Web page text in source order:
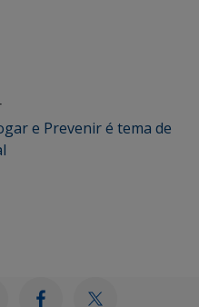
e Prevenir é tema de